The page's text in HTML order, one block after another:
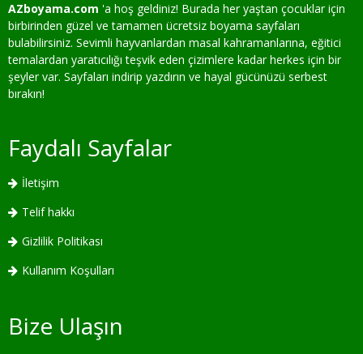
AZboyama.com 'a hoş geldiniz! Burada her yaştan çocuklar için
birbirinden güzel ve tamamen ücretsiz boyama sayfaları
bulabilirsiniz. Sevimli hayvanlardan masal kahramanlarına, eğitici
temalardan yaratıcılığı teşvik eden çizimlere kadar herkes için bir
şeyler var. Sayfaları indirip yazdırın ve hayal gücünüzü serbest
bırakın!
Faydalı Sayfalar
İletişim
Telif hakkı
Gizlilik Politikası
Kullanım Koşulları
Bize Ulaşın